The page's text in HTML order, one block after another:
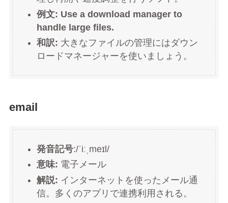
例文: Use a download manager to
handle large files.
和訳: 大きなファイルの管理にはダウン
ロードマネージャーを使いましょう。
email
発音記号:/ˈiːˌmeɪl/
意味: 電子メール
解説: インターネットを使ったメール通
信。多くのアプリで連携利用される。